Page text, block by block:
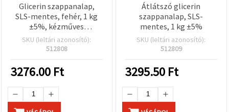
Glicerin szappanalap,
SLS-mentes, fehér, 1 kg
±5%, kézműves
szappankészítéshez
SKU (leltári azonosító):
512808
3276.00 Ft
Átlátszó glicerin
szappanalap, SLS-
mentes, 1 kg ±5%
SKU (leltári azonosító):
512809
3295.50 Ft